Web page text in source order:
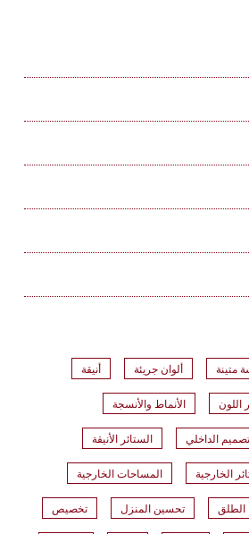
متينة ألوان جريئة أنيقة
اللون الأنماط والأنسجة
الداخلي الستائر الأنيقة
الخارجية المساحات الخارجية
الطلق تحسين المنزل تخصيص